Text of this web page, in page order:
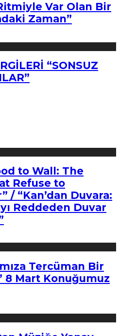
Var Olan Bir
Zaman”
“SONSUZ
to Wall: The
Refuse to
/ “Kan’dan Duvara:
Reddeden Duvar
Tercüman Bir
8 Mart Konuğumuz